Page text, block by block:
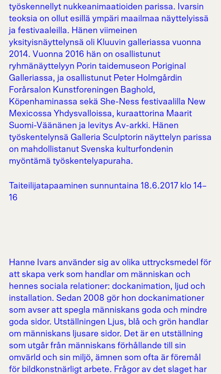
työskennellyt nukkeanimaatioiden parissa. Ivarsin
teoksia on ollut esillä ympäri maailmaa näyttelyissä
ja festivaaleilla. Hänen viimeinen
yksityisnäyttelynsä oli Kluuvin galleriassa vuonna
2014. Vuonna 2016 hän on osallistunut
ryhmänäyttelyyn Porin taidemuseon Poriginal
Galleriassa, ja osallistunut Peter Holmgårdin
Forårsalon Kunstforeningen Baghold,
Köpenhaminassa sekä She-Ness festivaalilla New
Mexicossa Yhdysvalloissa, kuraattorina Maarit
Suomi-Väänänen ja levitys Av-arkki. Hänen
työskentelynsä Galleria Sculptorin näyttelyn parissa
on mahdollistanut Svenska kulturfondenin
myöntämä työskentelyapuraha.
Taiteilijatapaaminen sunnuntaina 18.6.2017 klo 14–
16
Hanne Ivars använder sig av olika uttrycksmedel för
att skapa verk som handlar om människan och
hennes sociala relationer: dockanimation, ljud och
installation. Sedan 2008 gör hon dockanimationer
som avser att spegla människans goda och mindre
goda sidor. Utställningen Ljus, blå och grön handlar
om människans ljusare sidor. Det är en utställning
som utgår från människans förhållande till sin
omvärld och sin miljö, ämnen som ofta är föremål
för bildkonstnärligt arbete. Frågor av det slaget har